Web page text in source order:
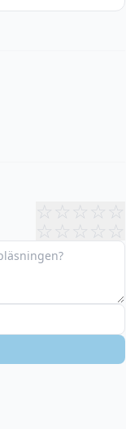
☆☆☆☆☆
☆ ☆ ☆ ☆ ☆